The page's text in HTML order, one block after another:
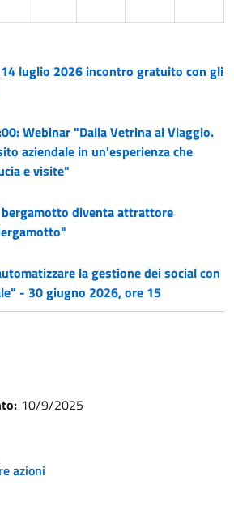
luglio 2026 incontro gratuito con gli
Webinar "Dalla Vetrina al Viaggio.
aziendale in un'esperienza che
e visite"
diventa attrattore
la gestione dei social con
- 30 giugno 2026, ore 15
10/9/2025
azioni